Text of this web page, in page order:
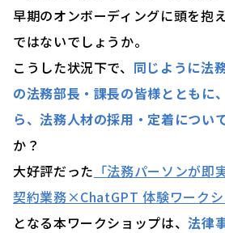
早期のオンボーディングに頭を抱
ではないでしょうか。
こうした状況下で、 同じように法
の法務部長・課長の皆様とともに
ら、法務人材の採用・定着につい
か？
大好評だった 「法務パーソンが即
契約業務×ChatGPT 体験ワークシ
となる本ワークショップは、法律